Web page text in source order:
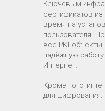
Ключевым
сертификатов
время на
пользователя.
все PKI-
надёжную
Интернет.
Кроме того,
для шифрования.